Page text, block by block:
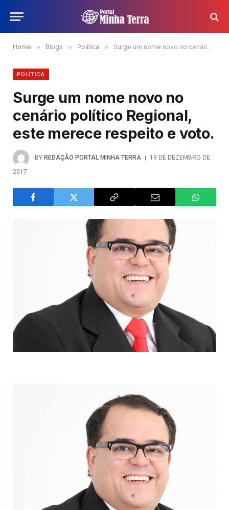
Home » Blogs » Política » Surge um nome novo no cenário político Regional, este merece respeito e voto.
POLÍTICA
Surge um nome novo no
cenário político Regional,
este merece respeito e voto.
BY REDAÇÃO PORTAL MINHA TERRA
19 DE DEZEMBRO DE
2017